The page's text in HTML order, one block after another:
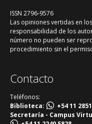
ISSN 2796-9576
Las opiniones vertidas en
responsabilidad de los
número no pueden ser
procedimiento sin el
Contacto
Teléfonos:
Biblioteca:
+54 11
Secretaría - Campus